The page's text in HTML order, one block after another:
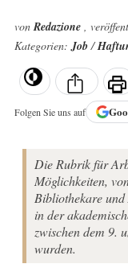
vonRedazione ,
Kategorien:Job/
Folgen Sie uns auf
Die Rubrik für
Möglichkeiten,
Bibliothekare
in der
zwischen dem 9.
wurden.